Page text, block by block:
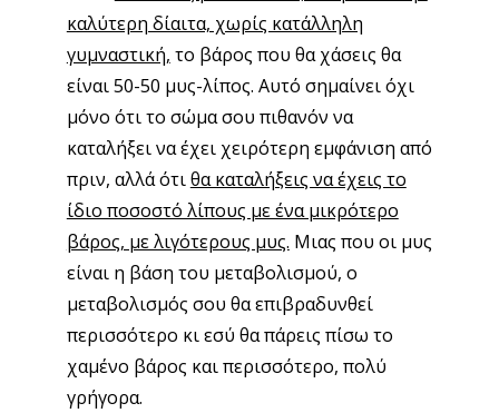
Πηγή
Μοιράσου αυτή τη σελίδα:
Email
Like this: